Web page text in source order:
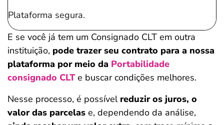
Plataforma segura.
E se você já tem um Consignado CLT em outra
instituição, pode trazer seu contrato para a nossa
plataforma por meio da Portabilidade
consignado CLT e buscar condições melhores.
Nesse processo, é possível reduzir os juros, o
valor das parcelas e, dependendo da análise,